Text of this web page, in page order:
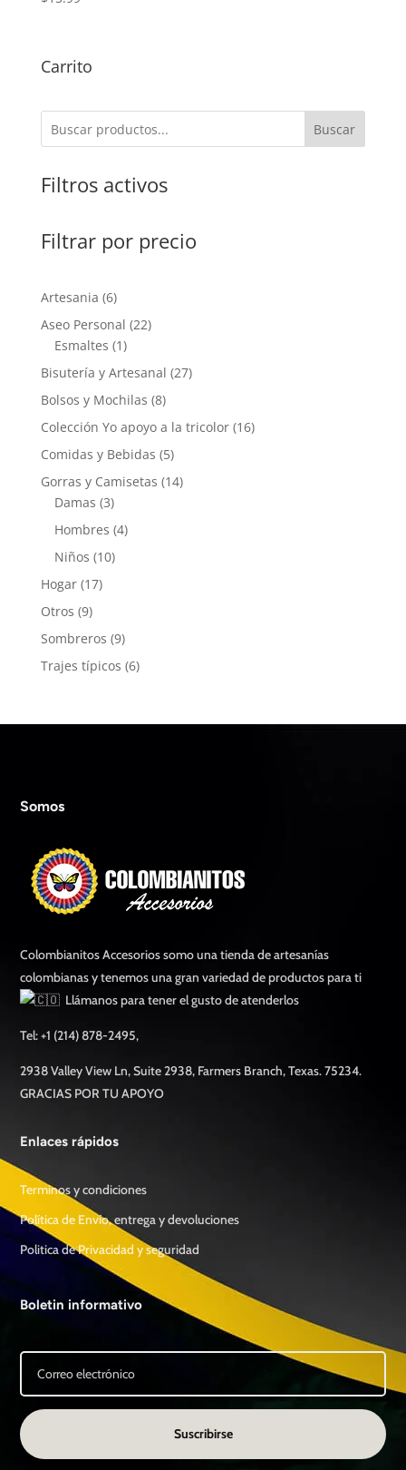
Carrito
Buscar
Filtros activos
Filtrar por precio
Artesania 66
productos
Aseo Personal 2222
Esmaltes 11
producto
Bisutería y Artesanal 2727
Bolsos y Mochilas 88
productos
Colección Yo apoyo a la tricolor 1616
Comidas y Bebidas 55
productos
Gorras y Camisetas 1414
Damas 33
productos
Hombres 44
Niños 1010
Hogar 1717
Otros 99
productos
Sombreros 99
productos
Trajes típicos 66
Somos
Colombianitos Accesorios somo una tienda de artesanías
colombianas y tenemos una gran variedad de productos para ti
Llámanos para tener el gusto de atenderlos
Tel: +1 (214) 878-2495,
2938 Valley View Ln, Suite 2938, Farmers Branch, Texas. 75234.
GRACIAS POR TU APOYO
Enlaces rápidos
Terminos y condiciones
Política de Envío, entrega y devoluciones
Politica de Privacidad y seguridad
Boletin informativo
Suscribirse